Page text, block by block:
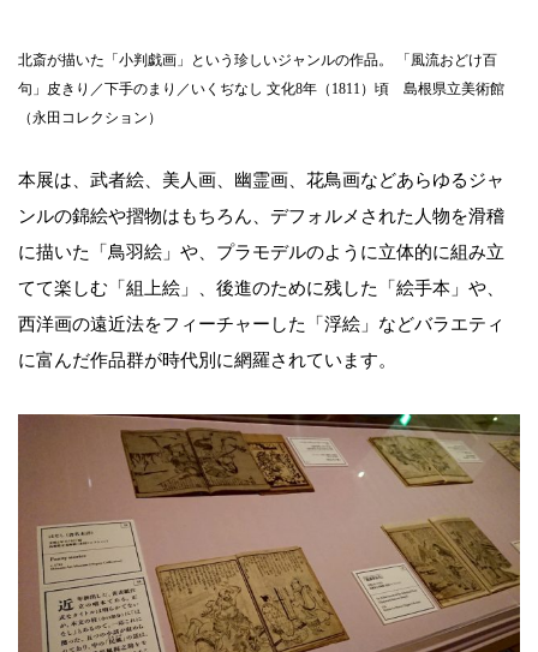
北斎が描いた「小判戯画」という珍しいジャンルの作品。 「風流おどけ百
句」皮きり／下手のまり／いくぢなし 文化8年（1811）頃 島根県立美術館
（永田コレクション）
本展は、武者絵、美人画、幽霊画、花鳥画などあらゆるジャ
ンルの錦絵や摺物はもちろん、デフォルメされた人物を滑稽
に描いた「鳥羽絵」や、プラモデルのように立体的に組み立
てて楽しむ「組上絵」、後進のために残した「絵手本」や、
西洋画の遠近法をフィーチャーした「浮絵」などバラエティ
に富んだ作品群が時代別に網羅されています。